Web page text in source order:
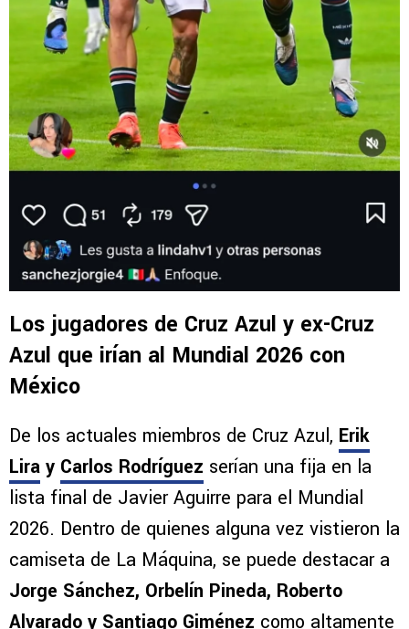
Los jugadores de Cruz Azul y ex-Cruz
Azul que irían al Mundial 2026 con
México
De los actuales miembros de Cruz Azul, Erik
Lira y Carlos Rodríguez serían una fija en la
lista final de Javier Aguirre para el Mundial
2026. Dentro de quienes alguna vez vistieron la
camiseta de La Máquina, se puede destacar a
Jorge Sánchez, Orbelín Pineda, Roberto
Alvarado y Santiago Giménez como altamente